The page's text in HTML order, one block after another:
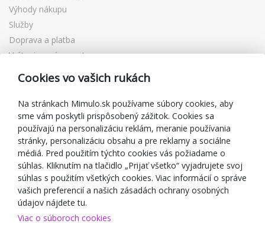
Výhody nákupu
Služby
Doprava a platba
Vrátenie a výmena tovaru
Darčekové poukážky
Zľavové kupóny
Blog
O predajcovi
Mimulo.sk
Obchodné podmienky
Ochrana osobných údajov GDPR
Kontakty
Spolupracujeme
Cookies vo vašich rukách
Na stránkach Mimulo.sk používame súbory cookies, aby
sme vám poskytli prispôsobený zážitok. Cookies sa
používajú na personalizáciu reklám, meranie používania
stránky, personalizáciu obsahu a pre reklamy a sociálne
médiá. Pred použitím týchto cookies vás požiadame o
súhlas. Kliknutím na tlačidlo „Prijať všetko“ vyjadrujete svoj
súhlas s použitím všetkých cookies. Viac informácií o správe
vašich preferencií a našich zásadách ochrany osobných
údajov nájdete tu.
Viac o súboroch cookies